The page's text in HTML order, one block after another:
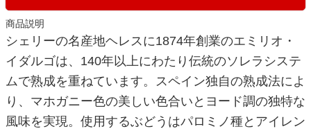
商品説明
シェリーの名産地ヘレスに1874年創業のエミリオ・
イダルゴは、140年以上にわたり伝統のソレラシステ
ムで熟成を重ねています。スペイン独自の熟成法によ
り、マホガニー色の美しい色合いとヨード調の独特な
風味を実現。使用するぶどうはパロミノ種とアイレン